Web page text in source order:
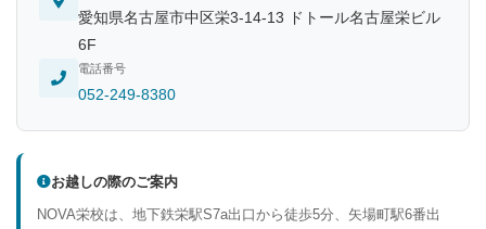
愛知県名古屋市中区栄3-14-13 ドトール名古屋栄ビル
6F
電話番号
052-249-8380
お越しの際のご案内
NOVA栄校は、地下鉄栄駅S7a出口から徒歩5分、矢場町駅6番出